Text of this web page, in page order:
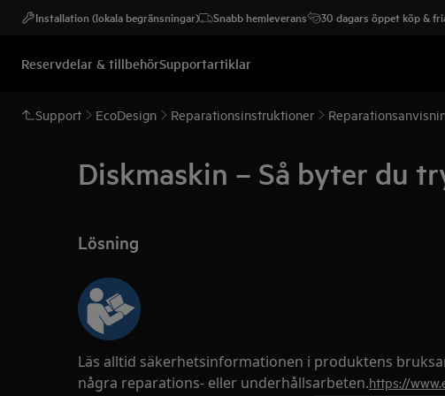
Installation (lokala begränsningar) Snabb hemleverans 30 dagars öppet köp &
Reservdelar & tillbehörSupportartiklar
Support EcoDesign Reparationsinstruktioner
Diskmaskin – Så byter du
Lösning
Läs alltid säkerhetsinformationen i produktens
några reparations- eller underhållsarbeten.https://